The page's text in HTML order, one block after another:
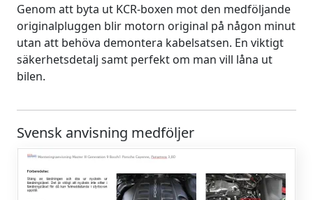
Genom att byta ut KCR-boxen mot den medföljande
originalpluggen blir motorn original på någon minut
utan att behöva demontera kabelsatsen. En viktigt
säkerhetsdetalj samt perfekt om man vill låna ut
bilen.
Svensk anvisning medföljer